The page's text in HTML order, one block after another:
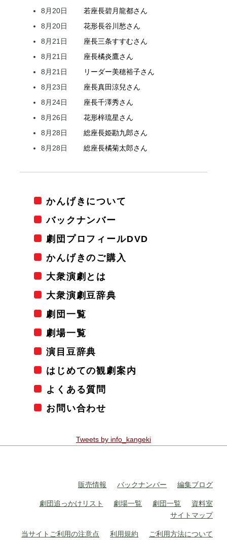
8月20日
若座長碧月龍都さん
8月20日
花形長谷川愁さん
8月21日
座長三条すすむさん
8月21日
座長橘炎鷹さん
8月21日
リーダー美穂裕子さん
8月23日
座長真田涼兒さん
8月24日
座長千澤秀さん
8月26日
花形梓琉星さん
8月28日
総座長姫勘九郎さん
8月28日
総座長橘菊太郎さん
かんげきについて
バックナンバー
劇団プロフィールDVD
かんげきのご購入
大衆演劇とは
大衆演劇豆辞典
劇団一覧
劇場一覧
演目豆辞典
はじめての観劇案内
よくある質問
お問い合わせ
Tweets by info_kangeki
販売情報 バックナンバー 編集ブログ
劇団追っかけリスト 劇場一覧 劇団一覧
資料室
サイトマップ
当サイトご利用の注意点 利用規約 ご利用方法について